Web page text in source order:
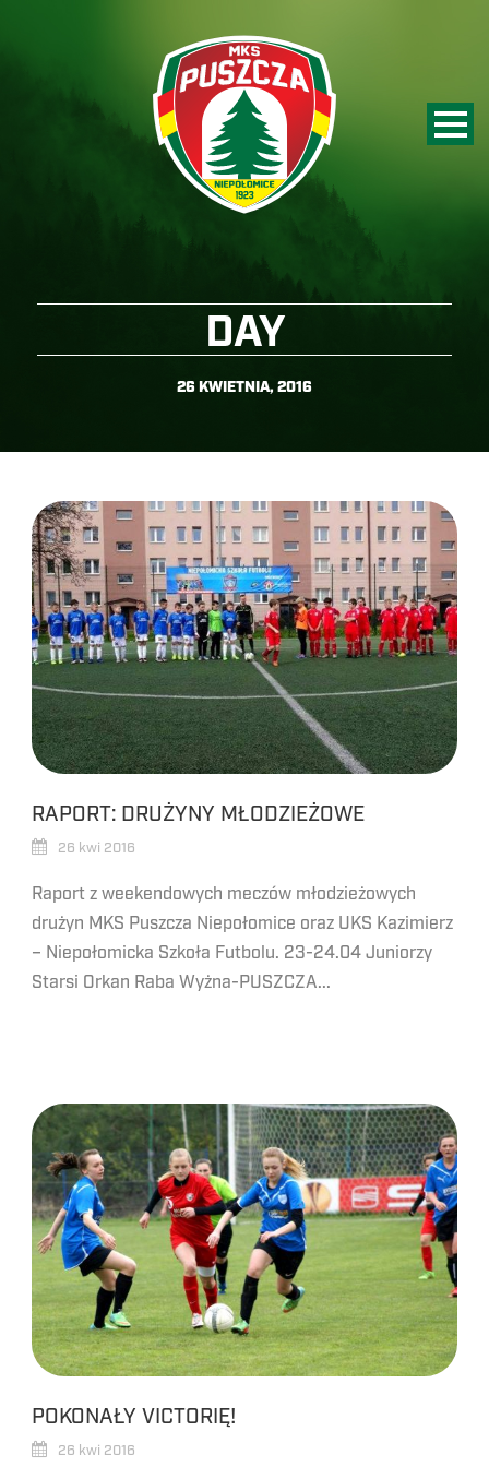
DAY
26 KWIETNIA, 2016
RAPORT: DRUŻYNY MŁODZIEŻOWE
26 kwi 2016
Raport z weekendowych meczów młodzieżowych
drużyn MKS Puszcza Niepołomice oraz UKS Kazimierz
– Niepołomicka Szkoła Futbolu. 23-24.04 Juniorzy
Starsi Orkan Raba Wyżna-PUSZCZA...
POKONAŁY VICTORIĘ!
26 kwi 2016